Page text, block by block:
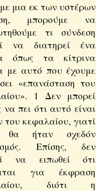
μια εκ των υστέρων
μπορούμε να
τι σύνδεση
να διατηρεί ένα
όπως τα κίτρινα
με αυτό που έχουμε
«επανάσταση του
1 Δεν μπορεί
να πει ότι αυτό είναι
του κεφαλαίου, γιατί
θα ήταν σχεδόν
Επίσης, δεν
να ειπωθεί ότι
για έκφραση
διότι η